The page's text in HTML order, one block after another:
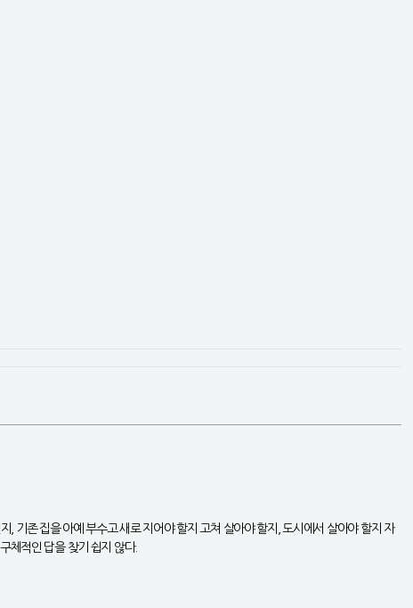
기존 집을 아예 부수고 새로 지어야 할지 고쳐 살아야 할지, 도시에서 살아야 할지 자
체적인 답을 찾기 쉽지 않다.